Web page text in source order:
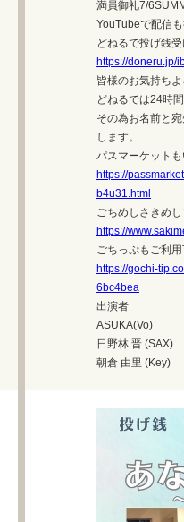
満員御礼7/
YouTubeで配信も
どねるで投げ銭受
https://doneru.jp/
皆様のお気持ちよ
どねるでは24時
その為お名前と
します。
パスマーケット
https://
b4u31.html
ごちめしさきめ
https://
ごちっぷもご利用
https://gochi-
6bc4bea
出演者
ASUKA(Vo)
日野林 晋 (SAX)
朝倉 由里 (Key)